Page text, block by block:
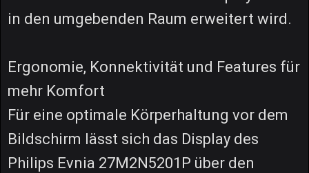
in den umgebenden Raum erweitert wird.
Ergonomie, Konnektivität und Features für
mehr Komfort
Für eine optimale Körperhaltung vor dem
Bildschirm lässt sich das Display des
Philips Evnia 27M2N5201P über den